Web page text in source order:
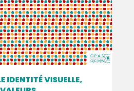
IDENTITÉ VISUELLE,